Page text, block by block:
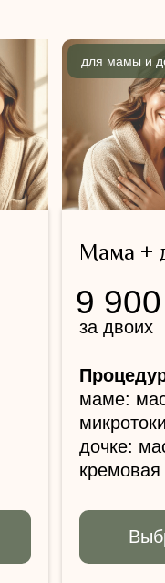
Мама +
за двоих
маме:
микротоки
дочке:
9
для мамы и